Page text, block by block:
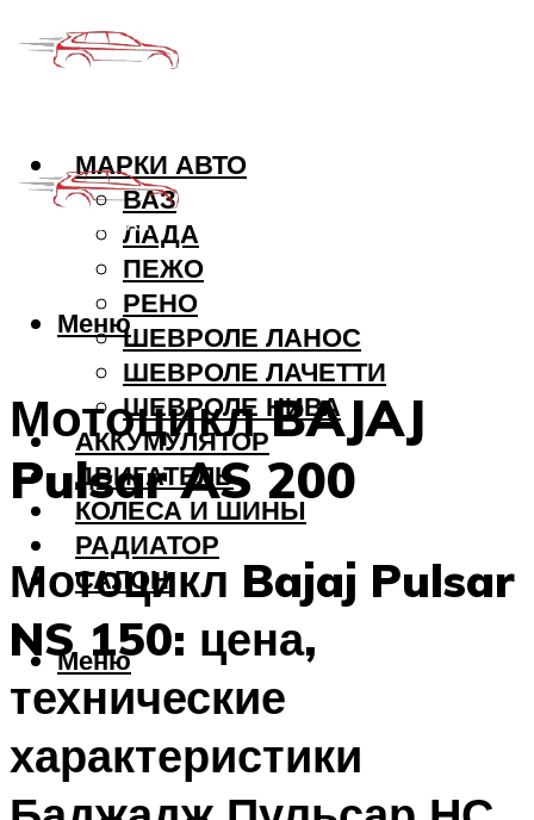
МАРКИ АВТО
ВАЗ
ЛАДА
ПЕЖО
РЕНО
ШЕВРОЛЕ ЛАНОС
ШЕВРОЛЕ ЛАЧЕТТИ
ШЕВРОЛЕ НИВА
АККУМУЛЯТОР
ДВИГАТЕЛЬ
КОЛЕСА И ШИНЫ
РАДИАТОР
САЛОН
Меню
Меню
Мотоцикл BAJAJ
Pulsar AS 200
Мотоцикл Bajaj Pulsar
NS 150: цена,
технические
характеристики